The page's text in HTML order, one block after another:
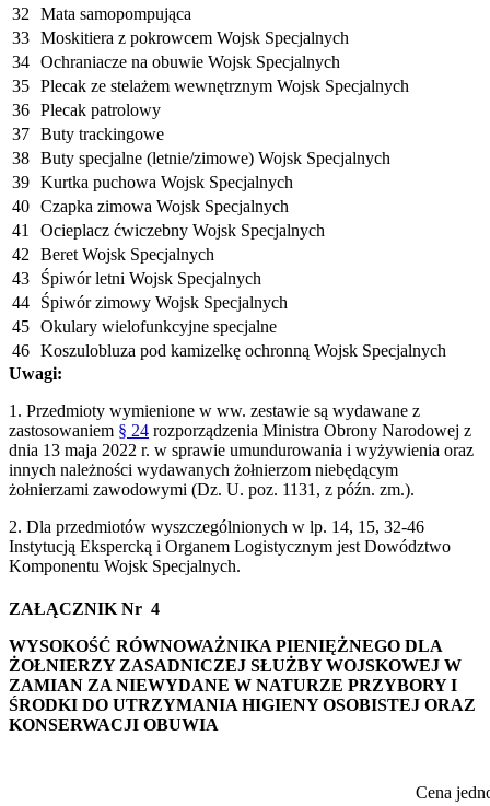
32
Mata samopompująca
33 Moskitiera z pokrowcem Wojsk Specjalnych
34 Ochraniacze na obuwie Wojsk Specjalnych
35 Plecak ze stelażem wewnętrznym Wojsk Specjalnych
36 Plecak patrolowy
37 Buty trackingowe
38 Buty specjalne (letnie/zimowe) Wojsk Specjalnych
39 Kurtka puchowa Wojsk Specjalnych
40 Czapka zimowa Wojsk Specjalnych
41
Ocieplacz ćwiczebny Wojsk Specjalnych
42
Beret Wojsk Specjalnych
43
Śpiwór letni Wojsk Specjalnych
44
Śpiwór zimowy Wojsk Specjalnych
45 Okulary wielofunkcyjne specjalne
46 Koszulobluza pod kamizelkę ochronną Wojsk Specjalnych
Uwagi:
1. Przedmioty wymienione w ww. zestawie są wydawane z
zastosowaniem § 24 rozporządzenia Ministra Obrony Narodowej z
dnia 13 maja 2022 r. w sprawie umundurowania i wyżywienia oraz
innych należności wydawanych żołnierzom niebędącym
żołnierzami zawodowymi (Dz. U. poz. 1131, z późn. zm.).
2. Dla przedmiotów wyszczególnionych w lp. 14, 15, 32-46
Instytucją Ekspercką i Organem Logistycznym jest Dowództwo
Komponentu Wojsk Specjalnych.
ZAŁĄCZNIK Nr 4
WYSOKOŚĆ RÓWNOWAŻNIKA PIENIĘŻNEGO DLA
ŻOŁNIERZY ZASADNICZEJ SŁUŻBY WOJSKOWEJ W
ZAMIAN ZA NIEWYDANE W NATURZE PRZYBORY I
ŚRODKI DO UTRZYMANIA HIGIENY OSOBISTEJ ORAZ
KONSERWACJI OBUWIA
Cena